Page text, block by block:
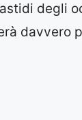
degli
davvero